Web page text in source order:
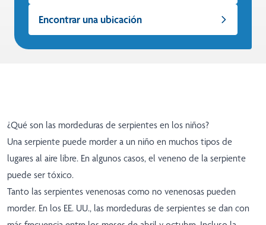
Encontrar una ubicación
¿Qué son las mordeduras de serpientes en los niños?
Una serpiente puede morder a un niño en muchos tipos de
lugares al aire libre. En algunos casos, el veneno de la serpiente
puede ser tóxico.
Tanto las serpientes venenosas como no venenosas pueden
morder. En los EE. UU., las mordeduras de serpientes se dan con